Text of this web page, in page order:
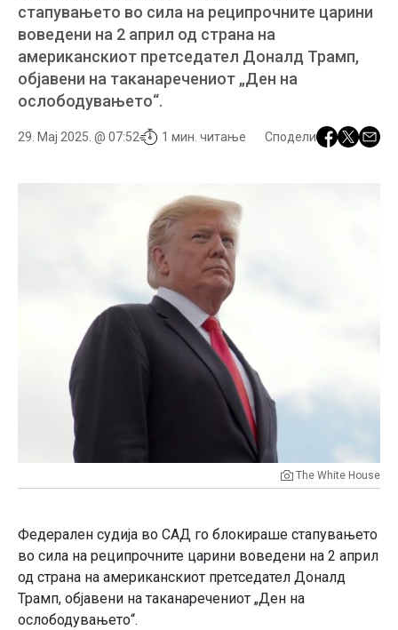
стапувањето во сила на реципрочните царини
воведени на 2 април од страна на
американскиот претседател Доналд Трамп,
објавени на таканаречениот „Ден на
ослободувањето“.
29. Мај 2025. @ 07:52 1 мин. читање Сподели
The White House
Федерален судија во САД го блокираше стапувањето
во сила на реципрочните царини воведени на 2 април
од страна на американскиот претседател Доналд
Трамп, објавени на таканаречениот „Ден на
ослободувањето“.